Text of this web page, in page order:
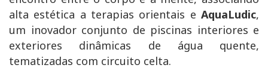
alta estética a terapias orientais e AquaLudic,
um inovador conjunto de piscinas interiores e
exteriores dinâmicas de água quente,
tematizadas com circuito celta.